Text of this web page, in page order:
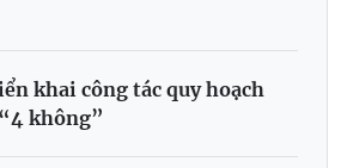
khai công tác quy hoạch
không”